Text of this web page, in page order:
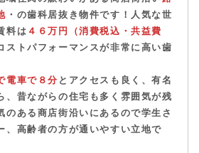
・の歯科居抜き物件です！ 人気な世
料は ４６万円（消費税込 ・共益費
ストパフォーマンスが非常に高い歯
電車で８分 とアクセスも良く、有名
、昔ながらの住宅も多く雰囲気が残
のある商店街沿いにあるので学生さ
、高齢者の方が通いやすい立地で